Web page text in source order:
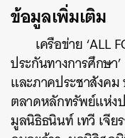
ข้อมูลเพิ่มเติม
เครือข่าย ‘ALL
ประกันทางการศึกษา
และภาคประชาสังค
ตลาดหลักทรัพย์แห่ง
มูลนิธิธนินท์ เทวี เจี